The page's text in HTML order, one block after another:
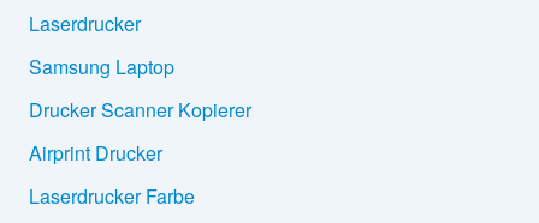
Laserdrucker
Samsung Laptop
Drucker Scanner Kopierer
Airprint Drucker
Laserdrucker Farbe